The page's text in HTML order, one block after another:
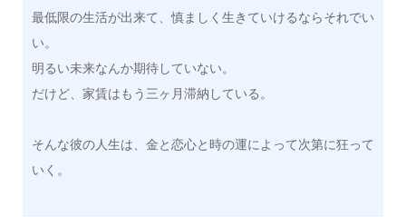
最低限の生活が出来て、慎ましく生きていけるならそれでい
い。
明るい未来なんか期待していない。
だけど、家賃はもう三ヶ月滞納している。
そんな彼の人生は、金と恋心と時の運によって次第に狂って
いく。